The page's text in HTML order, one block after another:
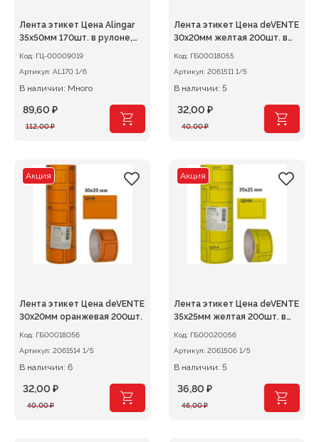
Лента этикет Цена Alingar
35х50мм 170шт. в рулоне,
ассорти НЕОН
Код: ГЦ-00009019
Артикул:
AL170 1/6
В наличии: Много
112,00₽
Первоначальная
112,00 ₽.
89,60 ₽
Текущая
Лента этикет Цена deVENTE
30х20мм желтая 200шт. в
Код: ГБ00018055
Артикул:
2061511 1/5
В наличии: 5
40,00₽
Первоначальная
40,00 ₽.
32,00 ₽
Текущая
Акция
Лента этикет Цена deVENTE
30х20мм оранжевая 200шт.
Код: ГБ00018056
Артикул:
2061514 1/5
В наличии: 6
40,00₽
Первоначальная
32,00 ₽
Текущая
Акция
Лента этикет Цена deVENTE
35х25мм желтая 200шт. в
Код: ГБ00020056
Артикул:
2061506 1/5
В наличии: 5
46,00₽
Первоначальная
36,80 ₽
Текущая